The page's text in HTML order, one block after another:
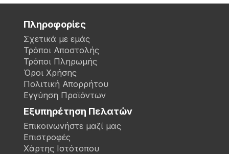
Πληροφορίες
Σχετικά με εμάς
Τρόποι Αποστολής
Τρόποι Πληρωμής
Όροι Χρήσης
Πολιτική Απορρήτου
Εγγύηση Προϊόντων
Εξυπηρέτηση Πελατών
Επικοινωνήστε μαζί μας
Επιστροφές
Χάρτης Ιστότοπου